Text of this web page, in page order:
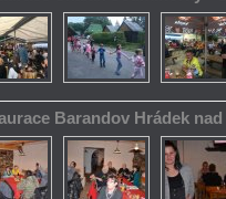
Barandov Hrádek